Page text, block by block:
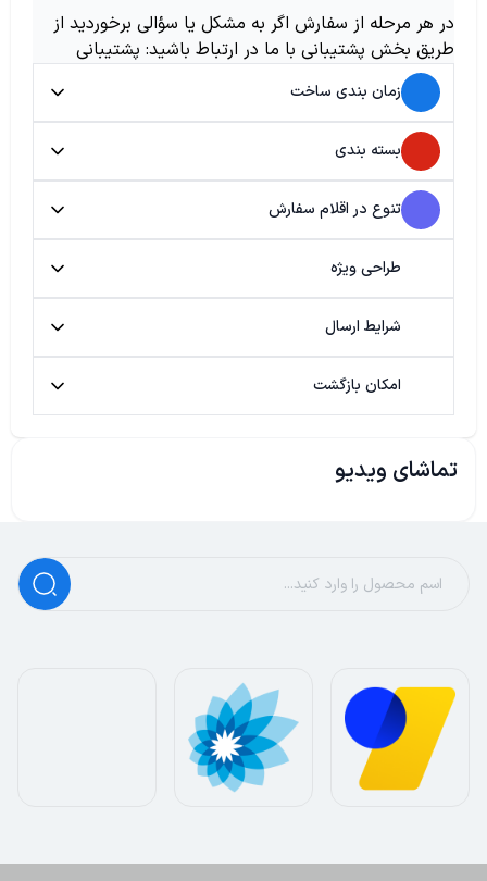
در هر مرحله از سفارش اگر به مشکل یا سؤالی برخوردید از
طریق بخش پشتیبانی با ما در ارتباط باشید: پشتیبانی
زمان بندی ساخت
بسته بندی
تنوع در اقلام سفارش
طراحی ویژه
شرایط ارسال
امکان بازگشت
تماشای ویدیو